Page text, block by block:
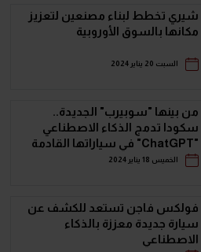
شيري تخطط لبناء مصنعين لتعزيز
مكانها بالسوق الأوروبية
السبت 20 يناير 2024
من بينها "سوبيرب" الجديدة..
سكودا تدمج الذكاء الاصطناعي
"ChatGPT" في سياراتها القادمة
الخميس 18 يناير 2024
فولكس فاجن تستعد للكشف عن
سيارة جديدة معززة بالذكاء
الاصطناعي